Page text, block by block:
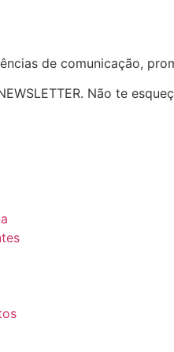
de comunicação,
Não te